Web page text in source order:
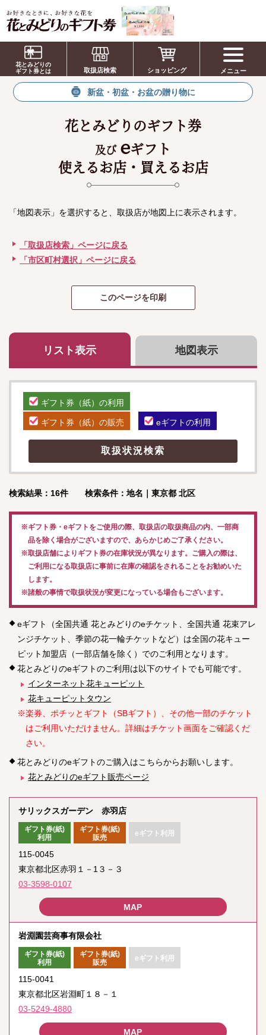
お祝い、お盆、新盆、お彼岸、喪中、お供
え、見舞い、返事、供花、線香贈答におすす
めのギフト
花とみどりの
ギフト券とは
取扱店検索 ショッピング メニュー
新盆・初盆・お盆の贈り物に
花とみどりのギフト券
及び eギフト
使えるお店・買えるお店
「地図表示」を選択すると、取扱店が地図上に表示されます。
「取扱店検索」ページに戻る
「市区町村選択」ページに戻る
リスト表示 地図表示
ギフト券（紙）の利用
ギフト券（紙）の販売 eギフトの利用
検索結果：16件 検索条件：地名｜東京都 北区
※ギフト券・eギフトをご使用の際、取扱店の取扱商品の内、一部商
品を除く場合がございますので、あらかじめご了承ください。
※取扱店舗によりギフト券の在庫状況が異なります。ご購入の際は、
ご利用になる取扱店に事前に在庫の確認をされることをお勧めいた
します。
※諸般の事情で取扱状況が変更になっている場合もございます。
eギフト（全国共通 花とみどりのeチケット、全国共通 花束アレ
ンジチケット、季節の花一輪チケットなど）は全国の花キュー
ピット加盟店（一部店舗を除く）でのご利用となります。
花とみどりのeギフトのご利用は以下のサイトでも可能です。
インターネット花キューピット
花キューピットタウン
※楽券、ポチッとギフト（SBギフト）、その他一部のチケット
はご利用いただけません。詳細はチケット画面をご確認くだ
さい。
花とみどりのeギフトのご購入はこちらからお願いします。
花とみどりのeギフト販売ページ
サリックスガーデン 赤羽店
ギフト券(紙)
利用
ギフト券(紙)
販売
eギフト利用
115-0045
東京都北区赤羽１－1３－３
03-3598-0107
岩淵園芸商事有限会社
ギフト券(紙)
利用
ギフト券(紙)
販売
eギフト利用
115-0041
東京都北区岩淵町１８－１
03-5249-4880